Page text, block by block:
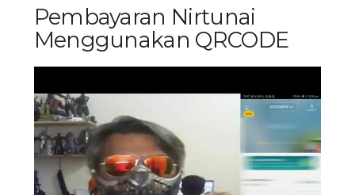
Pembayaran Nirtunai
Menggunakan QRCODE